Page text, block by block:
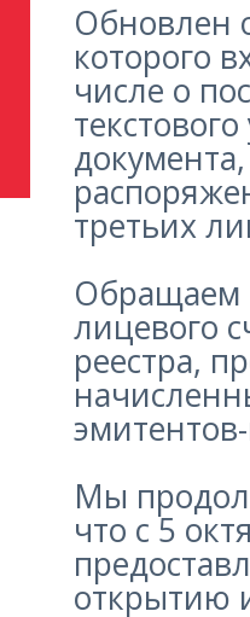
Обновлен
которого
числе о
третьих
Обращаем
лицевого
реестра,
Мы
что с 5
открытию